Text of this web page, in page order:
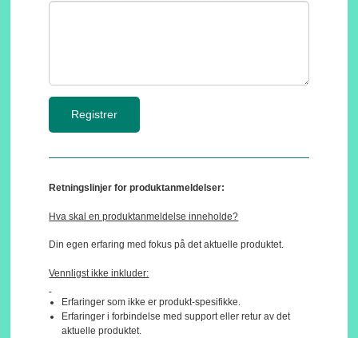
Retningslinjer for produktanmeldelser:
Hva skal en produktanmeldelse inneholde?
Din egen erfaring med fokus på det aktuelle produktet.
Vennligst ikke inkluder:
Erfaringer som ikke er produkt-spesifikke.
Erfaringer i forbindelse med support eller retur av det
aktuelle produktet.